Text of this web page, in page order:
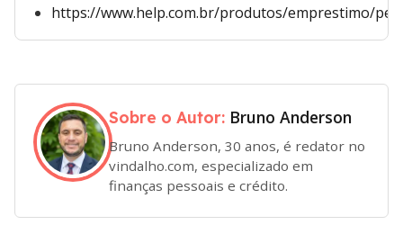
https://www.help.com.br/produtos/emprestimo/
Sobre o Autor: Bruno Anderson
Bruno Anderson, 30 anos, é redator no
vindalho.com, especializado em
finanças pessoais e crédito.